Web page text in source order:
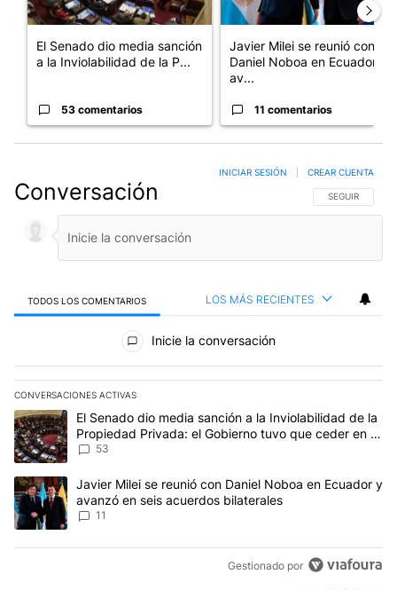
El Senado dio media sanción
a la Inviolabilidad de la P...
53 comentarios
Javier Milei se reunió con
Daniel Noboa en Ecuador y
av...
11 comentarios
Conversación SIGA ESTA
SEGUIR
INICIAR SESIÓN CREAR CUENTA
TODOS LOS COMENTARIOS LOS MÁS RECIENTES
Todos los comentarios
Inicie la conversación
CONVERSACIONES ACTIVAS
Este listado muestra los artículos con más comentarios en los
Un artículo de tendencia con el título "El Senado dio media
El Senado dio media sanción a la Inviolabilidad de la
Propiedad Privada: el Gobierno tuvo que ceder en la
Ley del Manejo del Fuego
53
Un artículo de tendencia con el título "Javier Milei se reunió con
Javier Milei se reunió con Daniel Noboa en Ecuador y
avanzó en seis acuerdos bilaterales
11
Gestionado por